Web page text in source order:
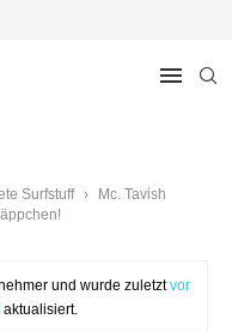
Surfstuff ›
Mc. Tavish
und wurde zuletztvor
aktualisiert.